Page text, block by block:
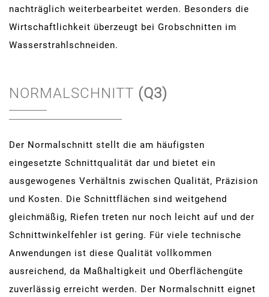
nachträglich weiterbearbeitet werden. Besonders die
Wirtschaftlichkeit überzeugt bei Grobschnitten im
Wasserstrahlschneiden.
NORMALSCHNITT (Q3)
Der Normalschnitt stellt die am häufigsten
eingesetzte Schnittqualität dar und bietet ein
ausgewogenes Verhältnis zwischen Qualität, Präzision
und Kosten. Die Schnittflächen sind weitgehend
gleichmäßig, Riefen treten nur noch leicht auf und der
Schnittwinkelfehler ist gering. Für viele technische
Anwendungen ist diese Qualität vollkommen
ausreichend, da Maßhaltigkeit und Oberflächengüte
zuverlässig erreicht werden. Der Normalschnitt eignet